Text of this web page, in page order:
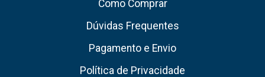
Como Comprar
Dúvidas Frequentes
Pagamento e Envio
Política de Privacidade